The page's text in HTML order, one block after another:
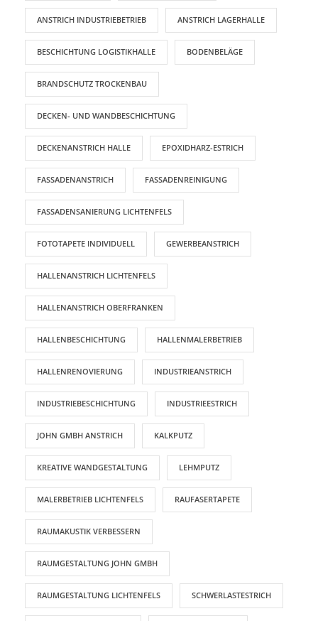
ANSTRICH INDUSTRIEBETRIEB ANSTRICH LAGERHALLE
BESCHICHTUNG LOGISTIKHALLE BODENBELÄGE
BRANDSCHUTZ TROCKENBAU
DECKEN- UND WANDBESCHICHTUNG
DECKENANSTRICH HALLE EPOXIDHARZ-ESTRICH
FASSADENANSTRICH FASSADENREINIGUNG
FASSADENSANIERUNG LICHTENFELS
FOTOTAPETE INDIVIDUELL GEWERBEANSTRICH
HALLENANSTRICH LICHTENFELS
HALLENANSTRICH OBERFRANKEN
HALLENBESCHICHTUNG HALLENMALERBETRIEB
HALLENRENOVIERUNG INDUSTRIEANSTRICH
INDUSTRIEBESCHICHTUNG INDUSTRIEESTRICH
JOHN GMBH ANSTRICH KALKPUTZ
KREATIVE WANDGESTALTUNG LEHMPUTZ
MALERBETRIEB LICHTENFELS RAUFASERTAPETE
RAUMAKUSTIK VERBESSERN
RAUMGESTALTUNG JOHN GMBH
RAUMGESTALTUNG LICHTENFELS SCHWERLASTESTRICH